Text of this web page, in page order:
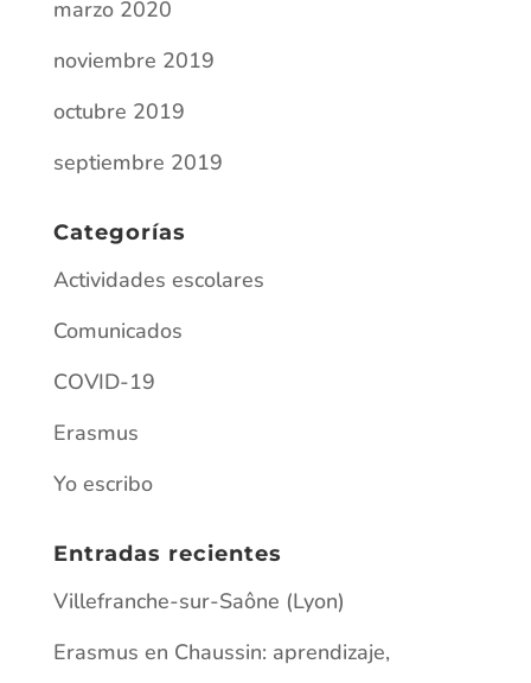
Actividades escolares
Comunicados
COVID-19
Erasmus
Yo escribo
Villefranche-sur-Saône (Lyon)
Erasmus en Chaussin: aprendizaje,
convivencia y cultura (del 8 al 16 de enero)
HAMBURGO 2026
¡ATENCIÓN, ARTISTAS DEL IES